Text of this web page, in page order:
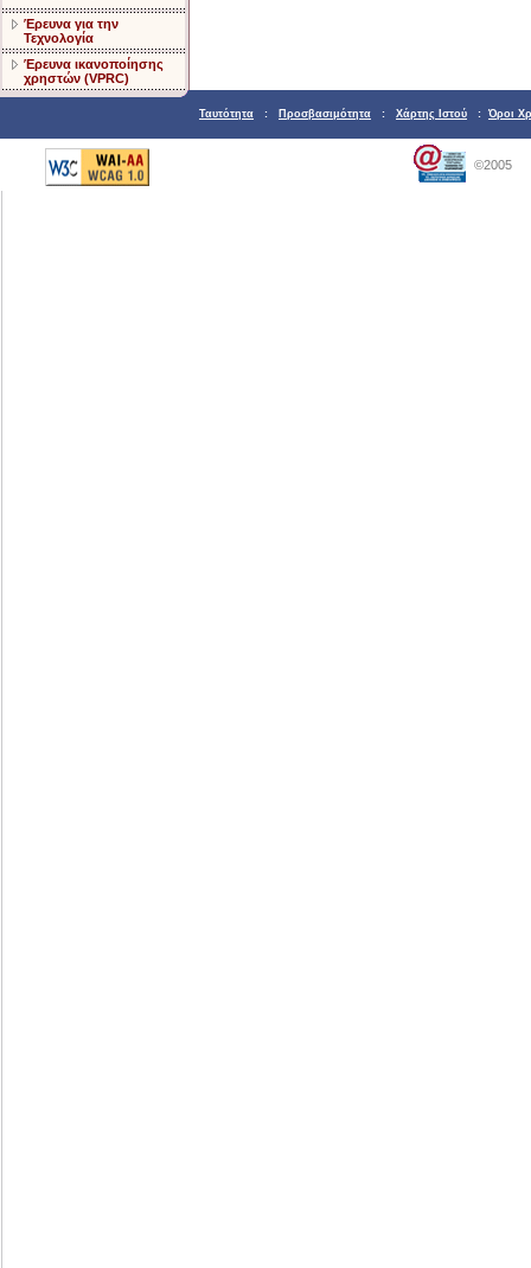
Έρευνα για την
Τεχνολογία
Έρευνα ικανοποίησης
χρηστών (VPRC)
Ταυτότητα : Προσβασιμότητα : Χάρτης Ιστού : Όροι
©2005